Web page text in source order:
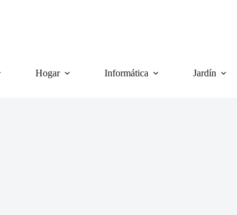
Hogar Informática Jardín